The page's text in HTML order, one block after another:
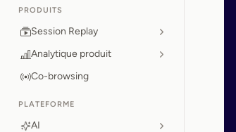
PRODUITS
Session Replay
Analytique produit
Co-browsing
PLATEFORME
AI